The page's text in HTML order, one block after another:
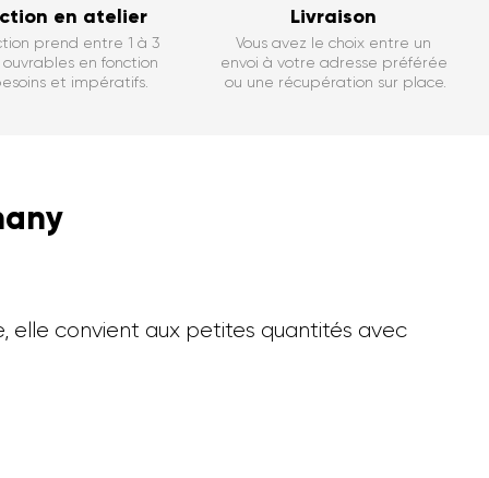
en atelier
prend entre 1 à 3
en fonction
et impératifs.
Livraison
Vous avez le choix entre un
envoi à votre adresse préférée
ou une récupération sur place.
elle convient aux petites quantités avec